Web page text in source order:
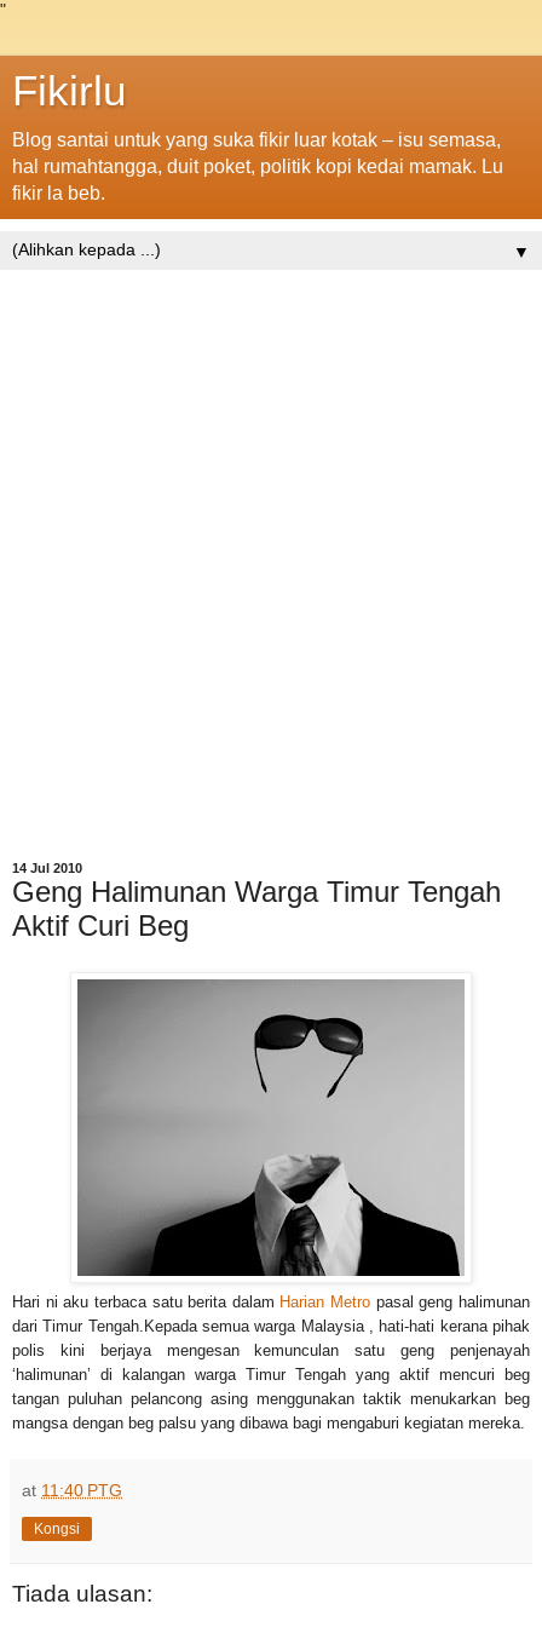
"
Fikirlu
Blog santai untuk yang suka fikir luar kotak – isu semasa,
hal rumahtangga, duit poket, politik kopi kedai mamak. Lu
fikir la beb.
▼
14 Jul 2010
Geng Halimunan Warga Timur Tengah
Aktif Curi Beg
Hari ni aku terbaca satu berita dalam Harian Metro pasal geng halimunan
dari Timur Tengah.Kepada semua warga Malaysia , hati-hati kerana pihak
polis kini berjaya mengesan kemunculan satu geng penjenayah
‘halimunan’ di kalangan warga Timur Tengah yang aktif mencuri beg
tangan puluhan pelancong asing menggunakan taktik menukarkan beg
mangsa dengan beg palsu yang dibawa bagi mengaburi kegiatan mereka.
at 11:40 PTG
Kongsi
Tiada ulasan: